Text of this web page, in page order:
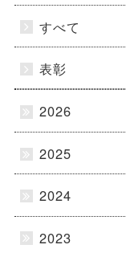
すべて
表彰
2026
2025
2024
2023